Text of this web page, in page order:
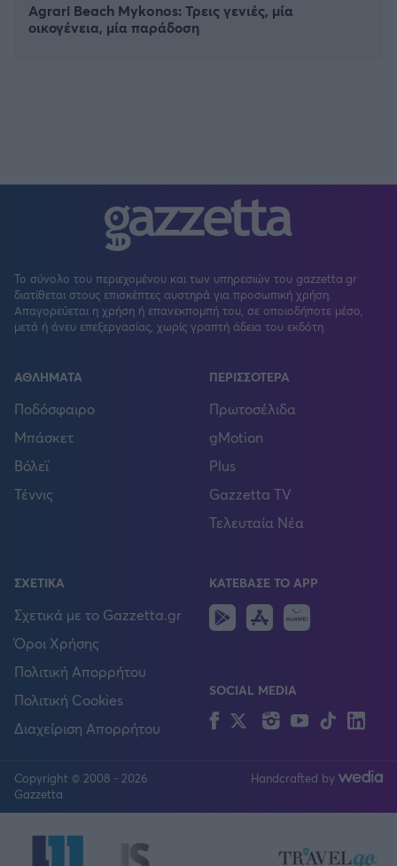
Agrari Beach Mykonos: Τρεις γενιές, μία
οικογένεια, μία παράδοση
Το σύνολο του περιεχομένου και των υπηρεσιών του gazzetta.gr
διατίθεται στους επισκέπτες αυστηρά για προσωπική χρήση.
Απαγορεύεται η χρήση ή επανεκπομπή του, σε οποιοδήποτε μέσο,
μετά ή άνευ επεξεργασίας, χωρίς γραπτή άδεια του εκδότη.
ΑΘΛΗΜΑΤΑ
Ποδόσφαιρο
Μπάσκετ
Βόλεϊ
Τέννις
ΠΕΡΙΣΣΟΤΕΡΑ
Πρωτοσέλιδα
gMotion
Plus
Gazzetta TV
Τελευταία Νέα
ΣΧΕΤΙΚΑ
Σχετικά με το Gazzetta.gr
Όροι Χρήσης
Πολιτική Απορρήτου
Πολιτική Cookies
Διαχείριση Απορρήτου
ΚΑΤΕΒΑΣΕ ΤΟ APP
Android
IOS
SOCIAL MEDIA
FacebookTwitterInstagram
YouTubeTikTok
Copyright © 2008 - 2026
Gazzetta
Handcrafted by